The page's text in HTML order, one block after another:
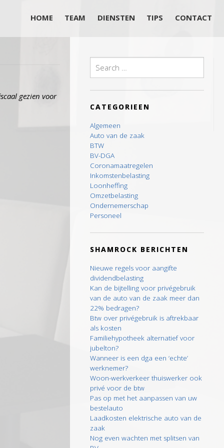
HOME TEAM DIENSTEN TIPS CONTACT
for:
CATEGORIEEN
Algemeen
Auto van de zaak
BTW
BV-DGA
Coronamaatregelen
Inkomstenbelasting
Loonheffing
Omzetbelasting
Ondernemerschap
Personeel
SHAMROCK BERICHTEN
Nieuwe regels voor aangifte
dividendbelasting
Kan de bijtelling voor privégebruik
van de auto van de zaak meer dan
22% bedragen?
Btw over privégebruik is aftrekbaar
als kosten
Familiehypotheek alternatief voor
jubelton?
Wanneer is een dga een ‘echte’
werknemer?
Woon-werkverkeer thuiswerker ook
privé voor de btw
Pas op met het aanpassen van uw
bestelauto
Laadkosten elektrische auto van de
zaak
Nog even wachten met splitsen van
gezien voor